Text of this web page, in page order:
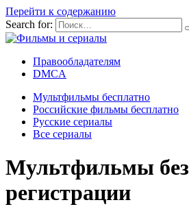
Перейти к содержанию
Search for:
Правообладателям
DMCA
Мультфильмы бесплатно
Российские фильмы бесплатно
Русские сериалы
Все сериалы
Мультфильмы без
регистрации